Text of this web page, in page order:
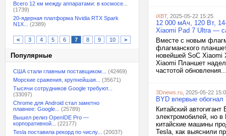
Всего 12 км между аппаратами: в космосе...
(1739)
20-ядерная платформа Nvidia RTX Spark
N1X...
(2389)
< 3 4 5 6 7 8 9 10 >
Популярные
США стали главным поставщиком...
(42469)
Морские сражения, крупнейшая...
(35671)
Тысячи сотрудников Google требуют...
(33097)
Chrome для Android стал заметно
плавнее: Google...
(25789)
Вышел релиз OpenIDE Pro —
корпоративной...
(22177)
Tesla поставила рекорд по числу...
(20037)
iXBT, 2025-05-22 15:25
12 000 мАч, 120 Вт,
Xiaomi Pad 7 Ultra —
Вместе с новым
флагманского
новейшей SoC Xiaomi
Xiaomi Планшет
частотой
3Dnews.ru , 2025-05-22
BYD впервые
Китайский
электромобилей, но в
китайские машины
Tesla, как выяснили